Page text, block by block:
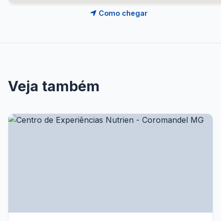
Como chegar
Veja também